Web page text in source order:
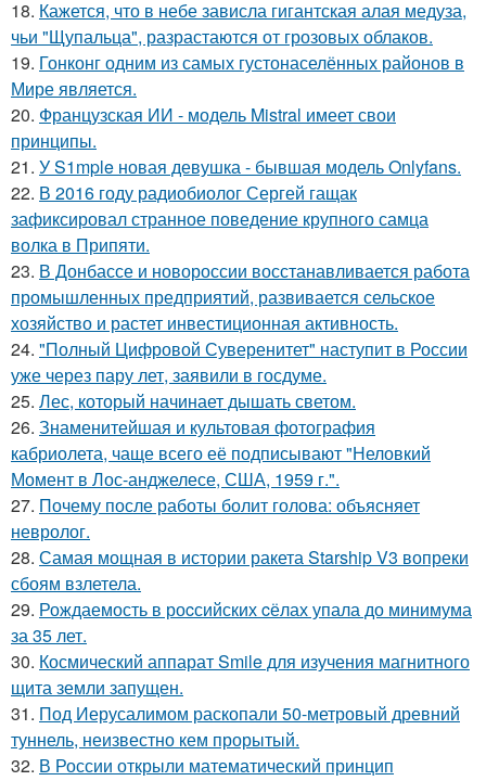
18. Кажется, что в небе зависла гигантская алая медуза,
чьи "Щупальца", разрастаются от грозовых облаков.
19. Гонконг одним из самых густонаселённых районов в
Мире является.
20. Французская ИИ - модель Mistral имеет свои
принципы.
21. У S1mple новая девушка - бывшая модель Onlyfans.
22. В 2016 году радиобиолог Сергей гащак
зафиксировал странное поведение крупного самца
волка в Припяти.
23. В Донбассе и новороссии восстанавливается работа
промышленных предприятий, развивается сельское
хозяйство и растет инвестиционная активность.
24. "Полный Цифровой Суверенитет" наступит в России
уже через пару лет, заявили в госдуме.
25. Лес, который начинает дышать светом.
26. Знаменитейшая и культовая фотография
кабриолета, чаще всего её подписывают "Неловкий
Момент в Лос-анджелесе, США, 1959 г.".
27. Почему после работы болит голова: объясняет
невролог.
28. Самая мощная в истории ракета Starship V3 вопреки
сбоям взлетела.
29. Рождаемость в роcсийских cёлах упала до минимума
за 35 лет.
30. Космический аппарат Smile для изучения магнитного
щита земли запущен.
31. Под Иерусалимом раскопали 50-метровый древний
туннель, неизвестно кем прорытый.
32. В России открыли математический принцип